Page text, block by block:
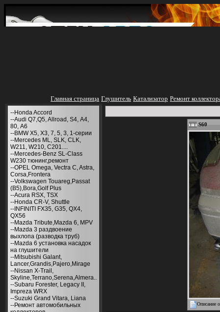
Главная страница Глушитель Катализатор Ремонт
--Honda Accord
--Audi Q7,Q5, Allroad, S4, А4,
80, A6
--BMW X5, X3, 7, 5, 3, 1-серии
--Mercedes ML, SLK, CLK,
W211, W210, С201....
--Mercedes-Benz SL-Class
W230 тюнинг,ремонт
--OPEL Omega, Vectra C, Astra,
Corsa,Frontera
--Volkswagen Touareg,Passat
(B5),Bora,Golf Plus
--Acura RSX, TSX
--Honda CR-V, Shuttle
--INFINITI FX35, G35, QX4,
QX56
--Mazda Tribute,Mazda 6, MPV
--Mazda 3 раздвоение
выхлопа (разводка труб)
--Mazda 6 установка насадок
на глушители
--Mitsubishi Galant,
Lancer,Grandis,Pajero,Mirage
--Nissan X-Trail,
Skyline,Terrano,Serena,Almera..
--Subaru Forester, Legacy II,
Impreza WRX
--Suzuki Grand Vitara, Liana
--Ремонт автомобильных
S60
Описание